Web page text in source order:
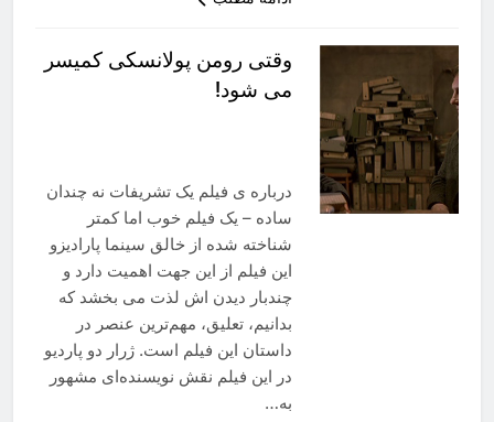
وقتی رومن پولانسکی کمیسر
می شود!
درباره ی فیلم یک تشریفات نه چندان
ساده – یک فیلم خوب اما کمتر
شناخته شده از خالق سینما پارادیزو
این فیلم از این جهت اهمیت دارد و
چندبار دیدن اش لذت می بخشد که
بدانیم، تعلیق، مهم‌ترین عنصر در
داستان این فیلم است. ژرار دو پاردیو
در این فیلم نقش نویسنده‌ای مشهور
به…